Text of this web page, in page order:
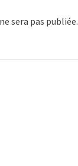
sera pas publiée.